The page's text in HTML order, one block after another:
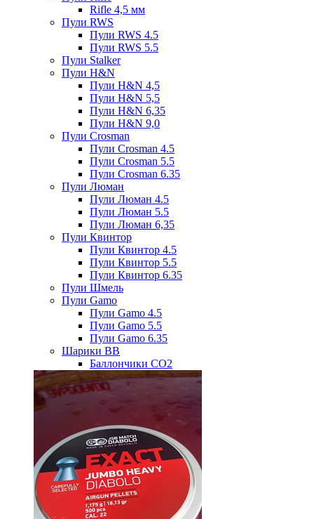
Rifle 4,5 мм
Пули RWS
Пули RWS 4.5
Пули RWS 5.5
Пули Stalker
Пули H&N
Пули H&N 4,5
Пули H&N 5,5
Пули H&N 6,35
Пули H&N 9,0
Пули Crosman
Пули Crosman 4.5
Пули Crosman 5.5
Пули Crosman 6.35
Пули Люман
Пули Люман 4.5
Пули Люман 5.5
Пули Люман 6,35
Пули Квинтор
Пули Квинтор 4.5
Пули Квинтор 5.5
Пули Квинтор 6.35
Пули Шмель
Пули Gamo
Пули Gamo 4.5
Пули Gamo 5.5
Пули Gamo 6.35
Шарики BB
Баллончики CO2